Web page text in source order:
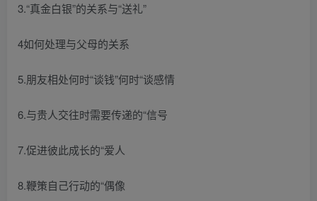
3.“真金白银”的关系与“送礼”
4如何处理与父母的关系
5.朋友相处何时“谈钱”何时“谈感情
6.与贵人交往时需要传递的“信号
7.促进彼此成长的“爱人
8.鞭策自己行动的“偶像